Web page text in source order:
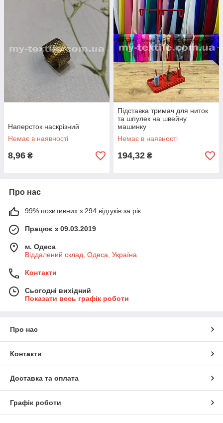
Наперсток наскрізний
Немає в наявності
8,96 ₴
Підставка тримач для ниток
та шпулек на швейну
машинку
Немає в наявності
194,32 ₴
Про нас
99% позитивних з 294 відгуків за рік
Працює з 09.03.2019
м. Одеса
Віддалений склад, Одеса, Україна
Контакти
Сьогодні вихідний
Показати весь графік роботи
Про нас
Контакти
Доставка та оплата
Графік роботи